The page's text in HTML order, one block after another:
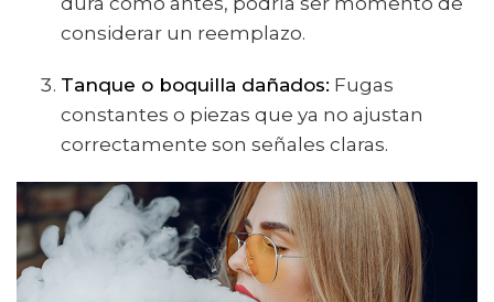
considerar un reemplazo.
Tanque o boquilla dañados: Fugas
constantes o piezas que ya no ajustan
correctamente son señales claras.